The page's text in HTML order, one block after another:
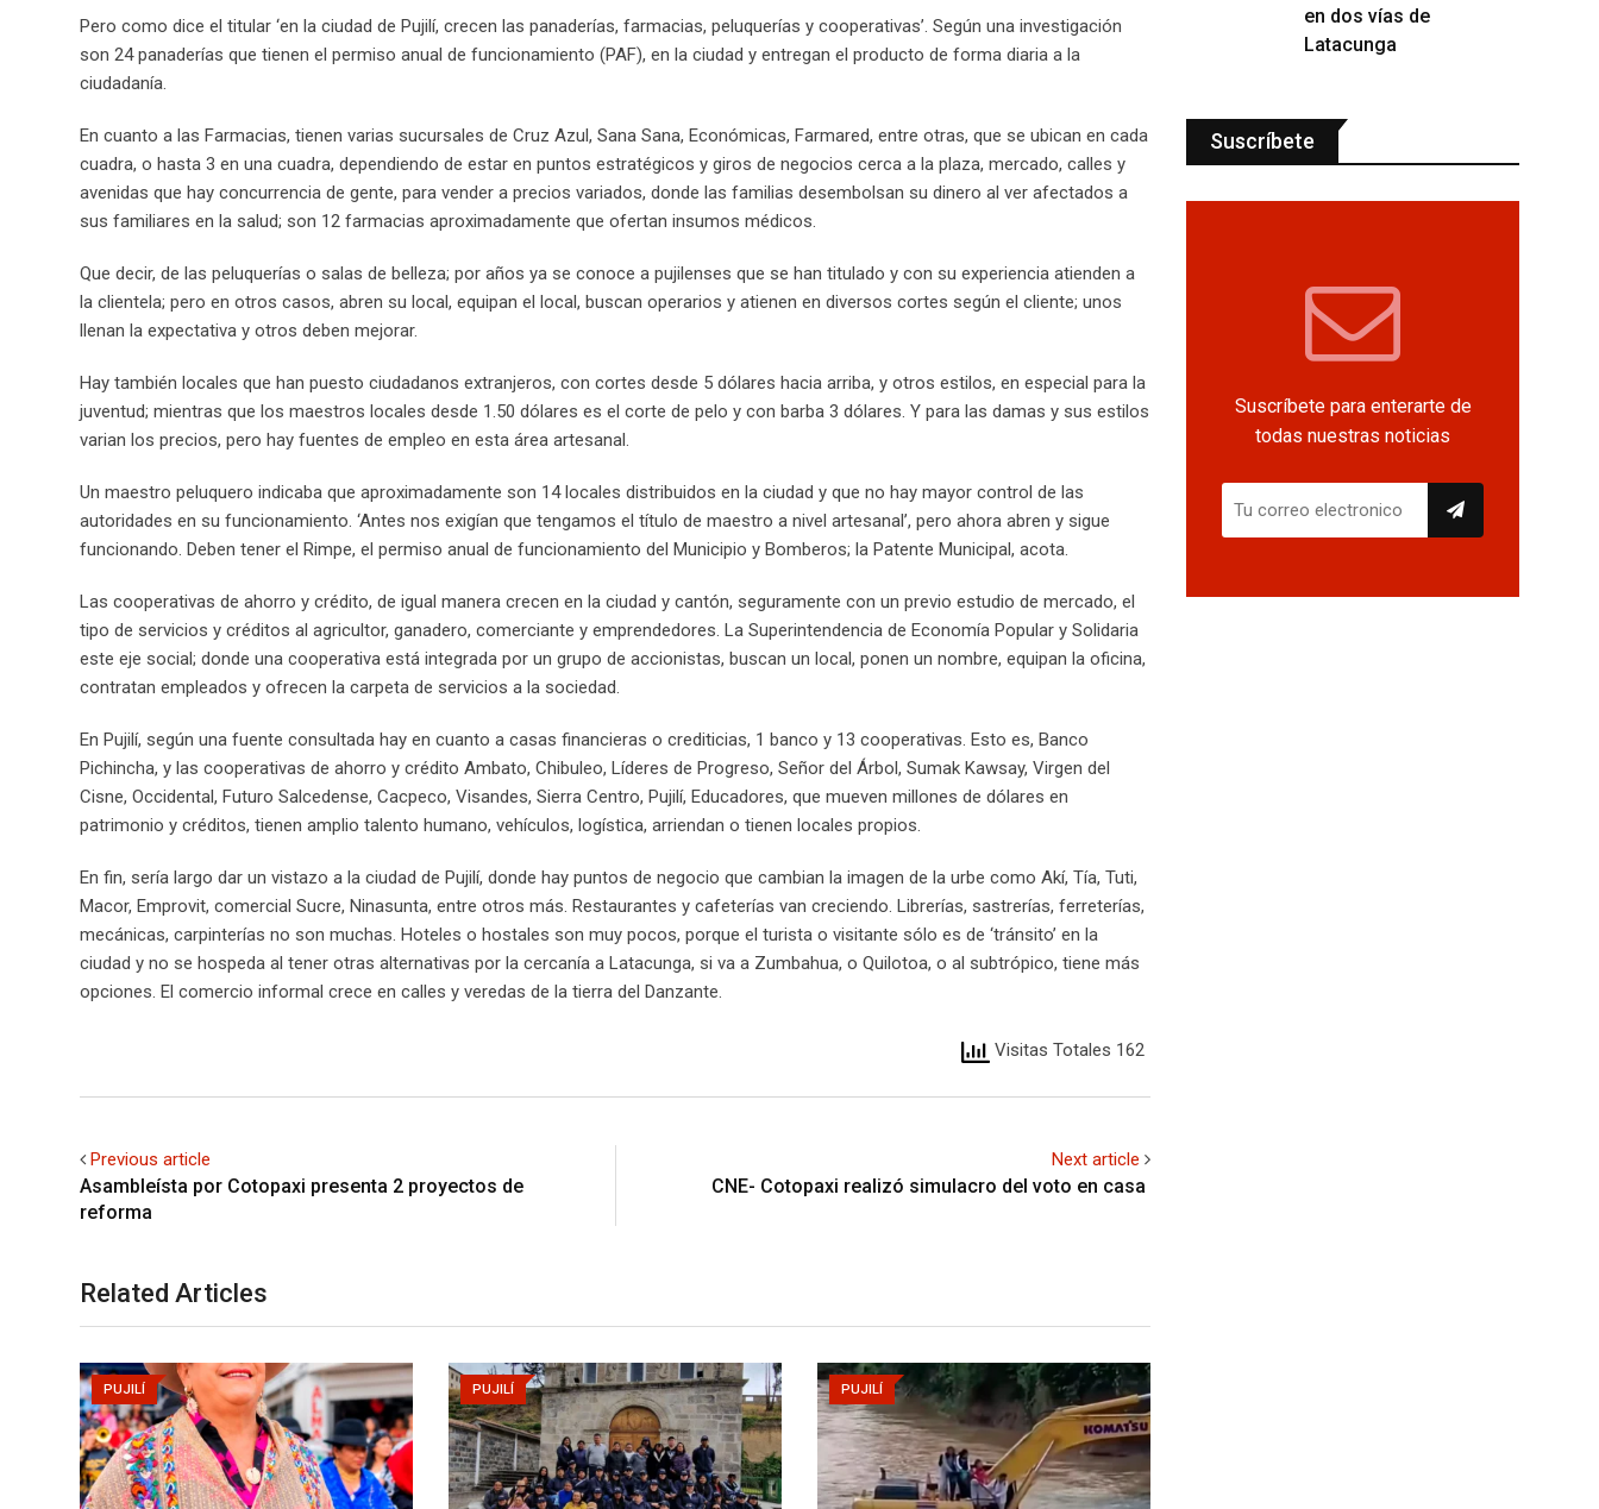
Pero como dice el titular ‘en la ciudad de Pujilí, crecen las panaderías, farmacias, peluquerías y cooperativas’. Según una investigación
son 24 panaderías que tienen el permiso anual de funcionamiento (PAF), en la ciudad y entregan el producto de forma diaria a la
ciudadanía.
En cuanto a las Farmacias, tienen varias sucursales de Cruz Azul, Sana Sana, Económicas, Farmared, entre otras, que se ubican en cada
cuadra, o hasta 3 en una cuadra, dependiendo de estar en puntos estratégicos y giros de negocios cerca a la plaza, mercado, calles y
avenidas que hay concurrencia de gente, para vender a precios variados, donde las familias desembolsan su dinero al ver afectados a
sus familiares en la salud; son 12 farmacias aproximadamente que ofertan insumos médicos.
Que decir, de las peluquerías o salas de belleza; por años ya se conoce a pujilenses que se han titulado y con su experiencia atienden a
la clientela; pero en otros casos, abren su local, equipan el local, buscan operarios y atienen en diversos cortes según el cliente; unos
llenan la expectativa y otros deben mejorar.
Hay también locales que han puesto ciudadanos extranjeros, con cortes desde 5 dólares hacia arriba, y otros estilos, en especial para la
juventud; mientras que los maestros locales desde 1.50 dólares es el corte de pelo y con barba 3 dólares. Y para las damas y sus estilos
varian los precios, pero hay fuentes de empleo en esta área artesanal.
Un maestro peluquero indicaba que aproximadamente son 14 locales distribuidos en la ciudad y que no hay mayor control de las
autoridades en su funcionamiento. ‘Antes nos exigían que tengamos el título de maestro a nivel artesanal’, pero ahora abren y sigue
funcionando. Deben tener el Rimpe, el permiso anual de funcionamiento del Municipio y Bomberos; la Patente Municipal, acota.
Las cooperativas de ahorro y crédito, de igual manera crecen en la ciudad y cantón, seguramente con un previo estudio de mercado, el
tipo de servicios y créditos al agricultor, ganadero, comerciante y emprendedores. La Superintendencia de Economía Popular y Solidaria
este eje social; donde una cooperativa está integrada por un grupo de accionistas, buscan un local, ponen un nombre, equipan la oficina,
contratan empleados y ofrecen la carpeta de servicios a la sociedad.
En Pujilí, según una fuente consultada hay en cuanto a casas financieras o crediticias, 1 banco y 13 cooperativas. Esto es, Banco
Pichincha, y las cooperativas de ahorro y crédito Ambato, Chibuleo, Líderes de Progreso, Señor del Árbol, Sumak Kawsay, Virgen del
Cisne, Occidental, Futuro Salcedense, Cacpeco, Visandes, Sierra Centro, Pujilí, Educadores, que mueven millones de dólares en
patrimonio y créditos, tienen amplio talento humano, vehículos, logística, arriendan o tienen locales propios.
En fin, sería largo dar un vistazo a la ciudad de Pujilí, donde hay puntos de negocio que cambian la imagen de la urbe como Akí, Tía, Tuti,
Macor, Emprovit, comercial Sucre, Ninasunta, entre otros más. Restaurantes y cafeterías van creciendo. Librerías, sastrerías, ferreterías,
mecánicas, carpinterías no son muchas. Hoteles o hostales son muy pocos, porque el turista o visitante sólo es de ‘tránsito’ en la
ciudad y no se hospeda al tener otras alternativas por la cercanía a Latacunga, si va a Zumbahua, o Quilotoa, o al subtrópico, tiene más
opciones. El comercio informal crece en calles y veredas de la tierra del Danzante.
Visitas Totales 162
Previous article
Asambleísta por Cotopaxi presenta 2 proyectos de
reforma
Next article
CNE- Cotopaxi realizó simulacro del voto en casa
Related Articles
PUJILÍ PUJILÍ PUJILÍ
en dos vías de
Latacunga
Suscríbete
Suscríbete para enterarte de
todas nuestras noticias